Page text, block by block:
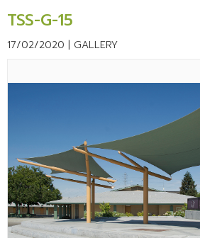
TSS-G-15
17/02/2020 | GALLERY